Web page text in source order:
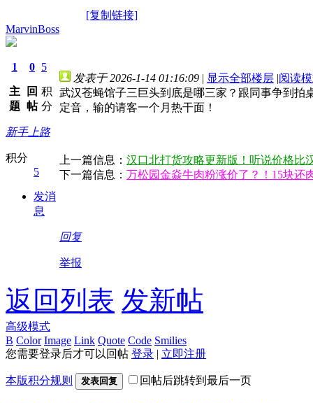
[复制链接]
MarvinBoss
1
主
题
0
回
帖
5
积
分
新手上路
积分
5
发消
息
发表于 2026-1-14 01:16:09 | 显示全部楼层 |阅读
武汉苍蝇馆子三巨头到底是哪三家？跟同事争到
定音，输的请客一个月热干面！
上一篇信息： 汉口北打货攻略更新版！听说价格比
下一篇信息： 万松园金焱牛肉粉涨价了？！15块还
回复
举报
返回列表 发新帖
高级模式
B Color Image Link Quote Code Smilies
您需要登录后才可以回帖 登录 | 立即注册
本版积分规则 发表回复 回帖后跳转到最后一页